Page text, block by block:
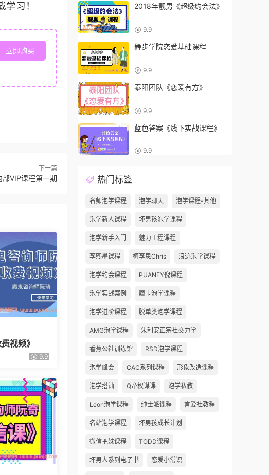
学习！
立即购买
下一篇
部VIP课程第一期
视频》
9.9
2018年靓男《超级约会法》
9.9
舞步学院恋爱基础课程
9.9
泰阳团队《恋爱有方》
9.9
蓝色答案《线下实战课程》
9.9
热门标签
名师泡学课程 泡学聊天 泡学课程-其他
泡学新人课程 坏男孩泡学课程
泡学新手入门 魅力工程课程
李熙墨课程 柯李思Chris 浪迹泡学课程
泡学约会课程 PUANEY倪课程
泡学实战案例 魔卡泡学课程
泡学进阶课程 脱单类泡学课程
AMG泡学课程 朱利安正宗社交力学
香蕉公社训练馆 RSD泡学课程
泡学峰会 CAC系列课程 形象改造课程
泡学搭讪 Q帝权谋课 泡学私教
Leon泡学课程 绅士派课程 言爱社教程
名站泡学课程 坏男孩成长计划
微信把妹课程 TODD课程
坏男人系列电子书 恋爱小常识